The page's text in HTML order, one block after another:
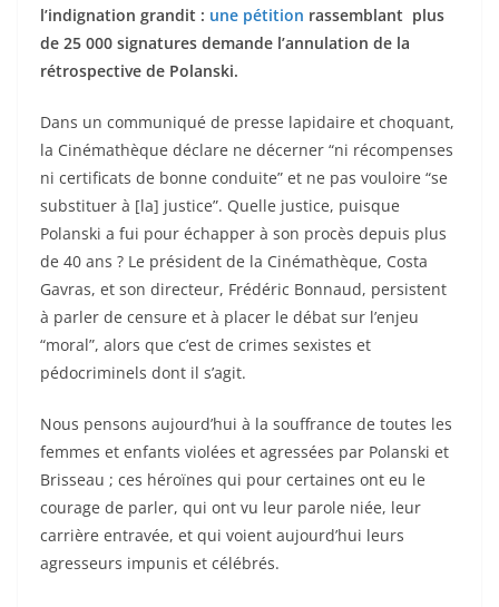
l’indignation grandit : une pétition rassemblant plus
de 25 000 signatures demande l’annulation de la
rétrospective de Polanski.
Dans un communiqué de presse lapidaire et choquant,
la Cinémathèque déclare ne décerner “ni récompenses
ni certificats de bonne conduite” et ne pas vouloire “se
substituer à [la] justice”. Quelle justice, puisque
Polanski a fui pour échapper à son procès depuis plus
de 40 ans ? Le président de la Cinémathèque, Costa
Gavras, et son directeur, Frédéric Bonnaud, persistent
à parler de censure et à placer le débat sur l’enjeu
“moral”, alors que c’est de crimes sexistes et
pédocriminels dont il s’agit.
Nous pensons aujourd’hui à la souffrance de toutes les
femmes et enfants violées et agressées par Polanski et
Brisseau ; ces héroïnes qui pour certaines ont eu le
courage de parler, qui ont vu leur parole niée, leur
carrière entravée, et qui voient aujourd’hui leurs
agresseurs impunis et célébrés.